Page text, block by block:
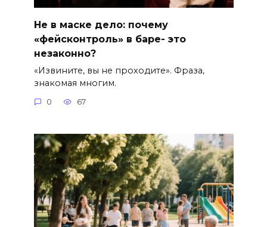
Не в маске дело: почему
«фейсконтроль» в баре- это
незаконно?
«Извините, вы не проходите». Фраза,
знакомая многим.
0 67